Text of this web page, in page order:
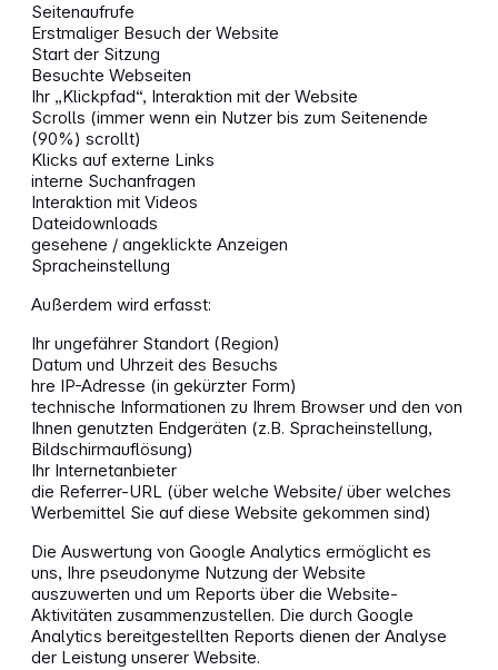
Seitenaufrufe
Erstmaliger Besuch der Website
Start der Sitzung
Besuchte Webseiten
Ihr „Klickpfad“, Interaktion mit der Website
Scrolls (immer wenn ein Nutzer bis zum Seitenende
(90%) scrollt)
Klicks auf externe Links
interne Suchanfragen
Interaktion mit Videos
Dateidownloads
gesehene / angeklickte Anzeigen
Spracheinstellung
Außerdem wird erfasst:
Ihr ungefährer Standort (Region)
Datum und Uhrzeit des Besuchs
hre IP-Adresse (in gekürzter Form)
technische Informationen zu Ihrem Browser und den von
Ihnen genutzten Endgeräten (z.B. Spracheinstellung,
Bildschirmauflösung)
Ihr Internetanbieter
die Referrer-URL (über welche Website/ über welches
Werbemittel Sie auf diese Website gekommen sind)
Die Auswertung von Google Analytics ermöglicht es
uns, Ihre pseudonyme Nutzung der Website
auszuwerten und um Reports über die Website-
Aktivitäten zusammenzustellen. Die durch Google
Analytics bereitgestellten Reports dienen der Analyse
der Leistung unserer Website.